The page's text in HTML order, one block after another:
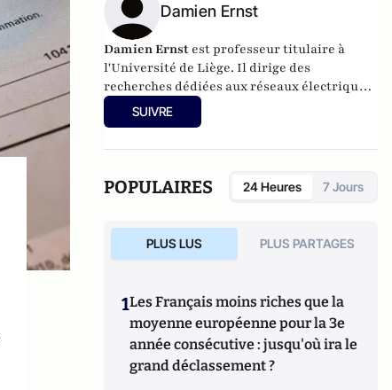
Damien Ernst
Damien Ernst est professeur titulaire à
l'Université de Liège. Il dirige des
recherches dédiées aux réseaux électriques
intelligents. Il intervient régulièrement
dans les médias sur les sujets liés à
SUIVRE
POPULAIRES 24 Heures 7 Jours
PLUS LUS PLUS PARTAGES
1Les Français moins riches que la
moyenne européenne pour la 3e
année consécutive : jusqu'où ira le
grand déclassement ?